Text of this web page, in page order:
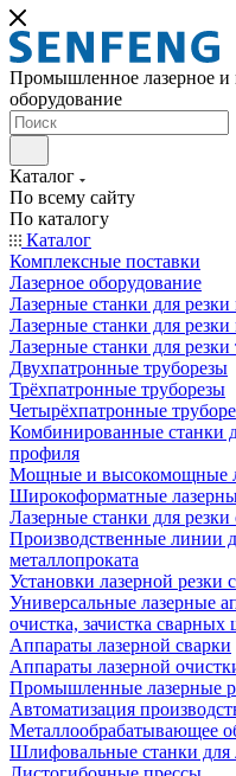
Промышленное лазерное и
оборудование
Каталог
По всему сайту
По каталогу
Каталог
Комплексные поставки
Лазерное оборудование
Лазерные станки для
Лазерные станки для
Лазерные станки для
Двухпатронные труборезы
Трёхпатронные труборезы
Четырёхпатронные
Комбинированные станки
профиля
Мощные и высокомощные
Широкоформатные
Лазерные станки для
Производственные линии
металлопроката
Установки лазерной резки
Универсальные лазерные
очистка, зачистка сварных
Аппараты лазерной сварки
Аппараты лазерной
Промышленные лазерные
Автоматизация
Металлообрабатывающее
Шлифовальные станки для